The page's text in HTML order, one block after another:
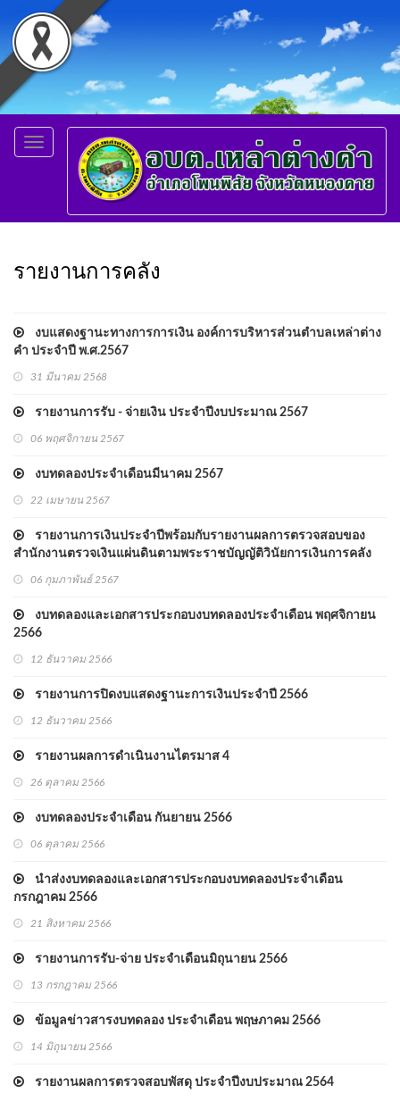
Toggle
navigation
รายงานการคลัง
งบแสดงฐานะทางการการเงิน องค์การบริหารส่วนตำบลเหล่าต่าง
คำ ประจำปี พ.ศ.2567
31 มีนาคม 2568
รายงานการรับ - จ่ายเงิน ประจำปีงบประมาณ 2567
06 พฤศจิกายน 2567
งบทดลองประจำเดือนมีนาคม 2567
22 เมษายน 2567
รายงานการเงินประจำปีพร้อมกับรายงานผลการตรวจสอบของ
สำนักงานตรวจเงินแผ่นดินตามพระราชบัญญัติวินัยการเงินการคลัง
ภาครัฐ พ.ศ.2561 มาตรา 72
06 กุมภาพันธ์ 2567
งบทดลองและเอกสารประกอบงบทดลองประจำเดือน พฤศจิกายน
2566
12 ธันวาคม 2566
รายงานการปิดงบแสดงฐานะการเงินประจำปี 2566
12 ธันวาคม 2566
รายงานผลการดำเนินงานไตรมาส 4
26 ตุลาคม 2566
งบทดลองประจำเดือน กันยายน 2566
06 ตุลาคม 2566
นำส่งงบทดลองและเอกสารประกอบงบทดลองประจำเดือน
กรกฎาคม 2566
21 สิงหาคม 2566
รายงานการรับ-จ่าย ประจำเดือนมิถุนายน 2566
13 กรกฎาคม 2566
ข้อมูลข่าวสารงบทดลอง ประจำเดือน พฤษภาคม 2566
14 มิถุนายน 2566
รายงานผลการตรวจสอบพัสดุ ประจำปีงบประมาณ 2564